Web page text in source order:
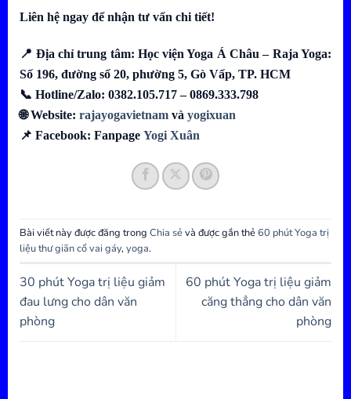
Liên hệ ngay để nhận tư vấn chi tiết!
📍 Địa chỉ trung tâm: Học viện Yoga Á Châu – Raja Yoga:
Số 196, đường số 20, phường 5, Gò Vấp, TP. HCM
📞 Hotline/Zalo: 0382.105.717 – 0869.333.798
🌐 Website: rajayogavietnam và yogixuan
📌 Facebook: Fanpage Yogi Xuân
Bài viết này được đăng trong Chia sẻvà được gắn thẻ60 phút Yoga trị
liệu thư giãn cổ vai gáy,yoga.
30 phút Yoga trị liệu giảm
đau lưng cho dân văn
phòng
60 phút Yoga trị liệu giảm
căng thẳng cho dân văn
phòng